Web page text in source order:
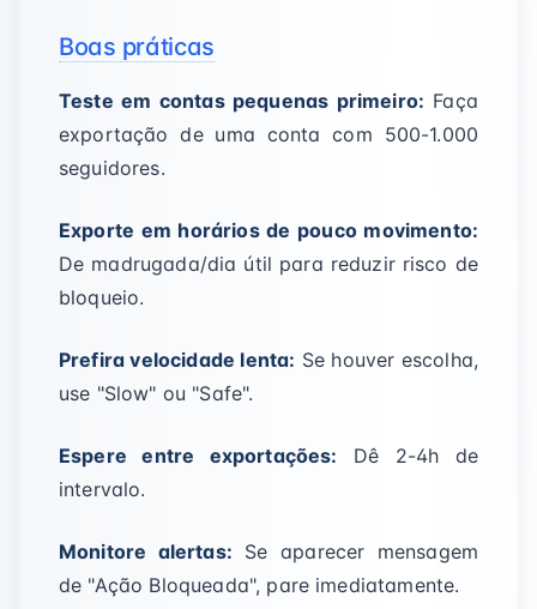
Boas práticas
Teste em contas pequenas primeiro: Faça
exportação de uma conta com 500-1.000
seguidores.
Exporte em horários de pouco movimento:
De madrugada/dia útil para reduzir risco de
bloqueio.
Prefira velocidade lenta: Se houver escolha,
use "Slow" ou "Safe".
Espere entre exportações: Dê 2-4h de
intervalo.
Monitore alertas: Se aparecer mensagem
de "Ação Bloqueada", pare imediatamente.